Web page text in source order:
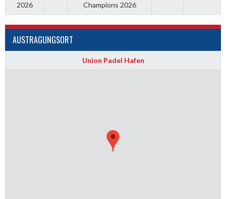
2026
Champions 2026
AUSTRAGUNGSORT
Union Padel Hafen